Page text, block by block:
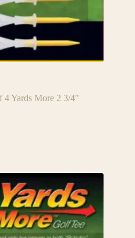
4 Yards More 2 3/4″